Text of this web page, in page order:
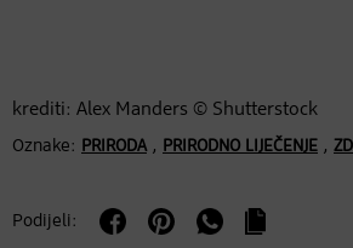
krediti: Alex Manders © Shutterstock
Oznake: PRIRODA, PRIRODNO LIJEČENJE ,
Podijeli: